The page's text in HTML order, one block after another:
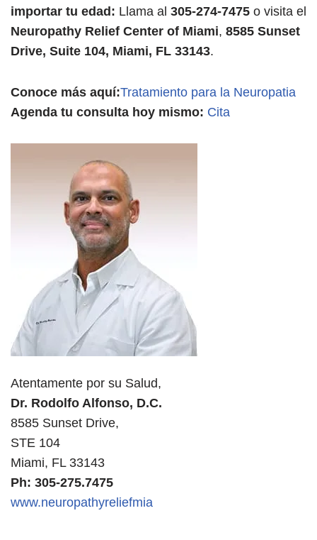
importar tu edad: Llama al 305-274-7475 o visita el
Neuropathy Relief Center of Miami, 8585 Sunset
Drive, Suite 104, Miami, FL 33143.
Conoce más aquí:Tratamiento para la Neuropatia
Agenda tu consulta hoy mismo: Cita
Atentamente por su Salud,
Dr. Rodolfo Alfonso, D.C.
8585 Sunset Drive,
STE 104
Miami, FL 33143
Ph: 305-275.7475
www.neuropathyreliefmia